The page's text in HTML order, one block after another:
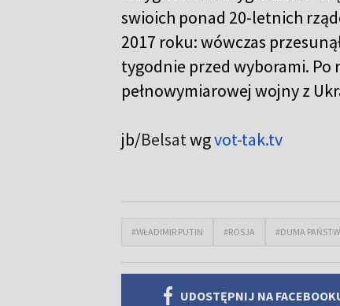
swioich ponad 20-letnich
2017 roku: wówczas
tygodnie przed wyborami. Po
pełnowymiarowej wojny z
jb/Belsatwgvot-tak.tv
#WŁADIMIR PUTIN #ROSJA #DUMA
UDOSTĘPNIJ NA